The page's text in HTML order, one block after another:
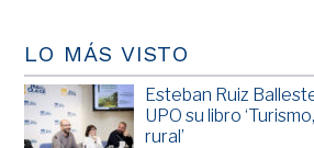
LO MÁS VISTO
Esteban Ruiz
UPO su libro
rural’